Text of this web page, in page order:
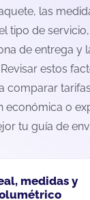
las
tipo de
de entrega y
estos
comparar
económica o
tu guía de
medidas y